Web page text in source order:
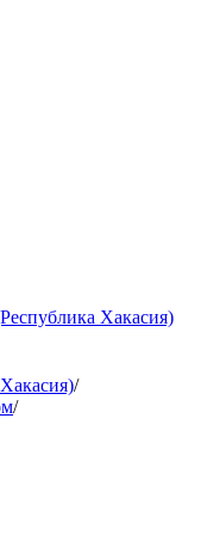
Хакасия)
/
/